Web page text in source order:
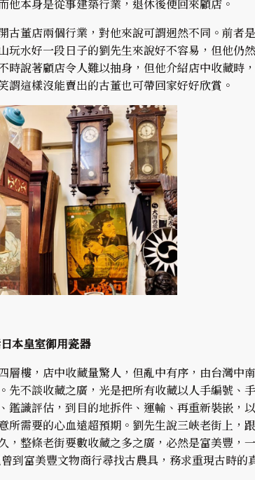
他本身是從事建築行業，退休後便回來顧店。
古董店兩個行業，對他來說可謂迥然不同。前
玩水好一段日子的劉先生來說好不容易，但他
時說著顧店令人難以抽身，但他介紹店中收藏
謂這樣沒能賣出的古董也可帶回家好好欣賞。
本皇室御用瓷器
層樓，店中收藏量驚人，但亂中有序，由台灣
先不談收藏之廣，光是把所有收藏以人手編號
鑑識評估，到目的地拆件、運輸、再重新裝嵌
所需要的心血遠超預期。劉先生說三峽老街上
，整條老街要數收藏之多之廣，必然是富美豐
到富美豐文物商行尋找古農具，務求重現古時的